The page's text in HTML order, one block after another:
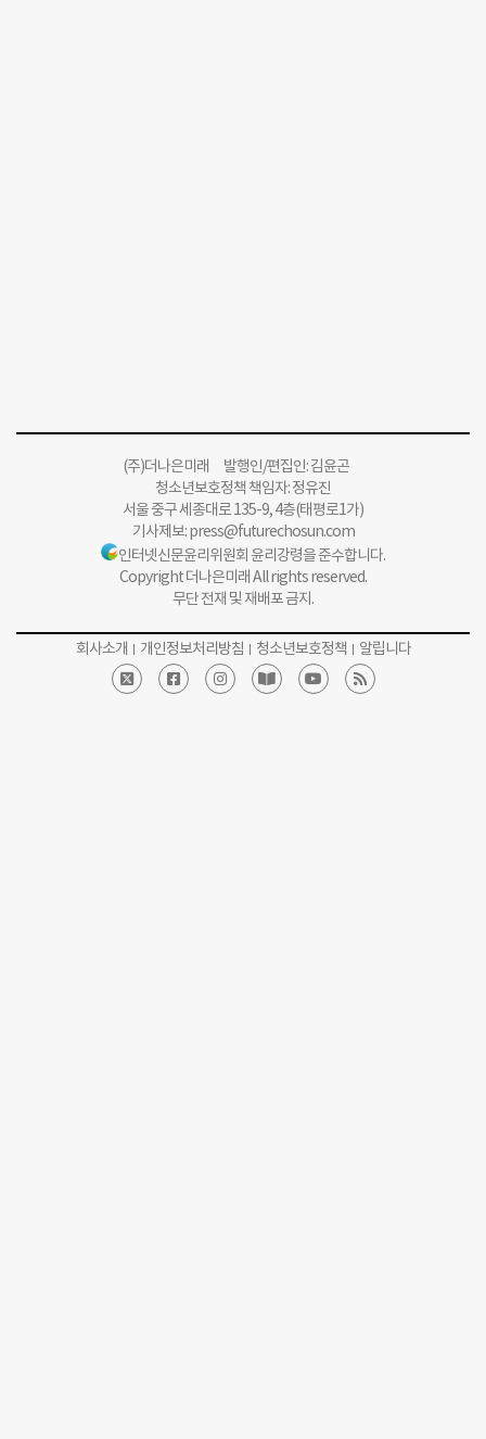
(주)더나은미래 발행인/편집인: 김윤곤
청소년보호정책 책임자: 정유진
서울 중구 세종대로 135-9, 4층(태평로1가)
기사제보:press@futurechosun.com
인터넷신문윤리위원회 윤리강령을 준수합니다.
Copyright 더나은미래 All rights reserved.
무단 전재 및 재배포 금지.
회사소개 개인정보처리방침 청소년보호정책 알립니다